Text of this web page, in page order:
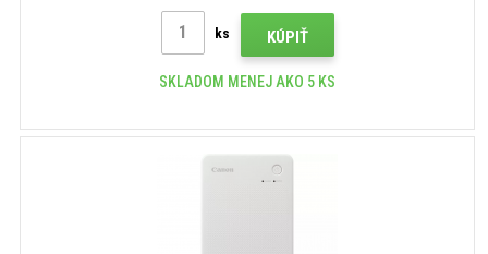
ks KÚPIŤ
SKLADOM MENEJ AKO 5 KS